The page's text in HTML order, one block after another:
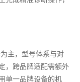
主，型号体系与对
，跨品牌适配需额外
单一品牌设备的机